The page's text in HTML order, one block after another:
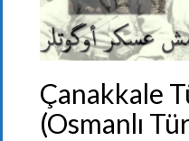
Çanakkale
(Osmanlı